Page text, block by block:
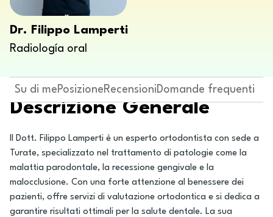
Dr. Filippo Lamperti
Radiología oral
Su di mePosizioneRecensioniDomande frequenti
Descrizione Generale
Il Dott. Filippo Lamperti è un esperto ortodontista con sede a
Turate, specializzato nel trattamento di patologie come la
malattia parodontale, la recessione gengivale e la
malocclusione. Con una forte attenzione al benessere dei
pazienti, offre servizi di valutazione ortodontica e si dedica a
garantire risultati ottimali per la salute dentale. La sua